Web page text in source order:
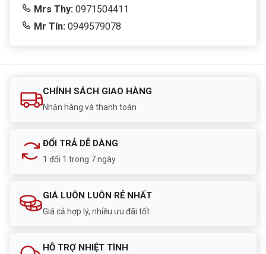
Mrs Thy: 0971504411
Mr Tín: 0949579078
CHÍNH SÁCH GIAO HÀNG
Nhận hàng và thanh toán
ĐỔI TRẢ DỄ DÀNG
1 đổi 1 trong 7 ngày
GIÁ LUÔN LUÔN RẺ NHẤT
Giá cả hợp lý, nhiều ưu đãi tốt
HỖ TRỢ NHIỆT TÌNH